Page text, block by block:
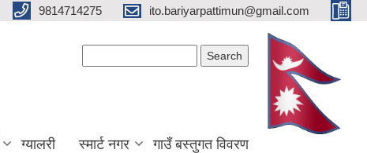
9814714275 ito.bariyarpattimun@gmail.com
ग्यालरी स्मार्ट नगर गाउँ बस्तुगत विवरण